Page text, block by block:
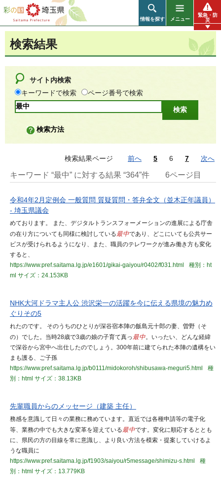
彩の国 埼玉県
情報を探す メニュー
緊急・防
災
検索結果
サイト内検索
キーワードで検索
ページ番号で検索
検索方法
検索結果ページ 前へ 5 6 7 次へ
キーワード “最中” に対する結果 “364”件 6ページ目
令和4年2月定例会 一般質問 質疑質問・答弁全文（並木正年議員）
- 埼玉県議会
めております。 また、デジタルトランスフォーメーションの進展による庁舎
の在り方についても同様に検討している最中であり、どこにいても公共サー
ビスが受けられるようになり、また、職員のテレワークが進み働き方も変化
すると、
https://www.pref.saitama.lg.jp/e1601/gikai-gaiyou/r0402/f031.html
種別：ht
ml サイズ：24.153KB
NHK大河ドラマ主人公 渋沢栄一の活躍を今に伝える県境の魅力め
ぐりその5
れたのです。 そのうちのひとりが深谷宿本陣の飯島元十郎の妻、曽野（そ
の）でした。当時28歳で3歳の娘の子育て真っ最中。いったい、どんな経緯
で深谷から宮中へ出仕したのでしょう。300年前に建てられた本陣の遺構をい
まも護る、ご子孫
https://www.pref.saitama.lg.jp/b0111/midokoroh/shibusawa-meguri5.html
種
別：html サイズ：38.13KB
先輩職員からのメッセージ（建築 主任）
務感を意識して日々の業務に務めています。直近では各種申請等の電子化
等、業務の中でも大きな変革を迎えている最中です。変化に順応するととも
に、県民の方の目線を常に意識し、より良い方法を模索・提案していけるよ
うな職員に
https://www.pref.saitama.lg.jp/f1903/saiyou/r5message/shimizu-s.html
種
別：html サイズ：13.779KB